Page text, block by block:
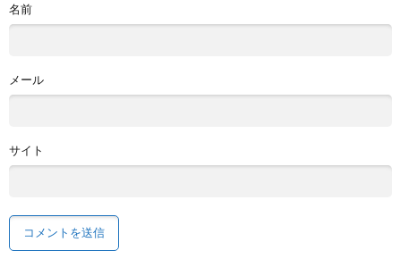
名前
メール
サイト